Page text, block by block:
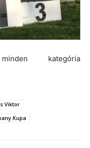
kategória
Viktor
Kupa